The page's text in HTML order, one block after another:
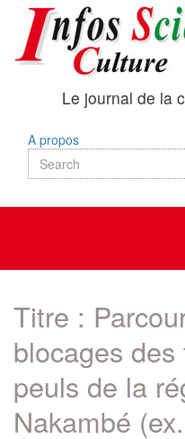
main
content
Le journal de la
A propos
Search
Search
Titre :
blocages
peuls de la
Nakambé